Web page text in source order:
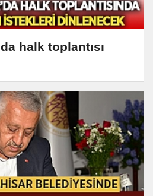
halk toplantısı